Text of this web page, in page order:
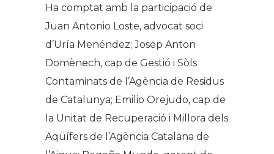
Ha comptat amb la participació de
Juan Antonio Loste, advocat soci
d’Uría Menéndez; Josep Anton
Domènech, cap de Gestió i Sòls
Contaminats de l’Agència de Residus
de Catalunya; Emilio Orejudo, cap de
la Unitat de Recuperació i Millora dels
Aqüífers de l’Agència Catalana de